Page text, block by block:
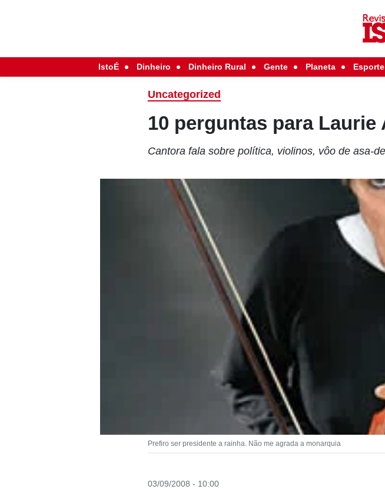
IstoÉ Dinheiro Dinheiro Rural Gente Planeta
Uncategorized
10 perguntas para Laurie
Cantora fala sobre política, violinos, vôo de asa-
Prefiro ser presidente a rainha. Não me agrada a monarquia
03/09/2008 - 10:00